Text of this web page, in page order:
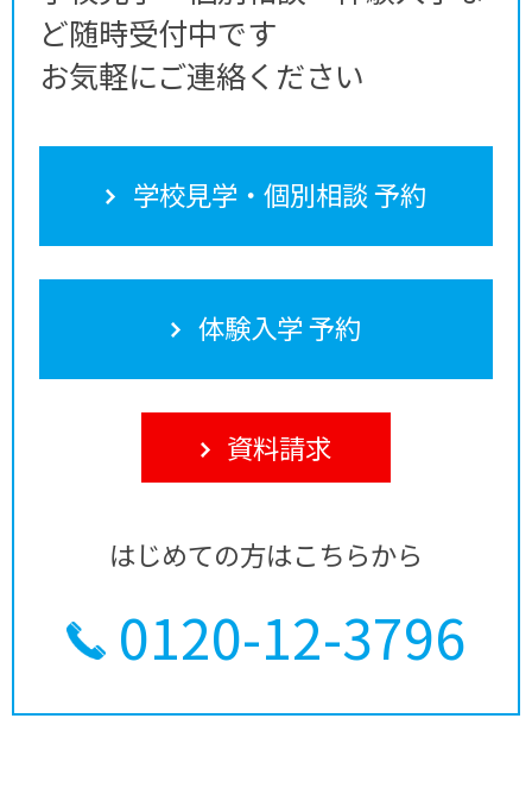
ど随時受付中です
お気軽にご連絡ください
学校見学・個別相談 予約
体験入学 予約
資料請求
はじめての方はこちらから
0120-12-3796